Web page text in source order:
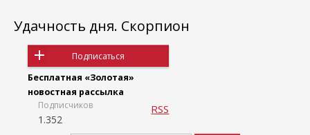
Удачность дня. Скорпион
Подписаться
Бесплатная «Золотая»
новостная рассылка
Подписчиков
1.352
RSS